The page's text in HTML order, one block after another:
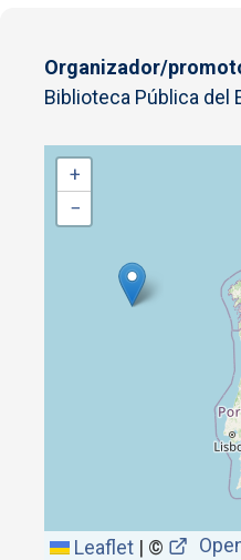
Organizador/
Biblioteca Pública del
+
−
Leaflet | ©